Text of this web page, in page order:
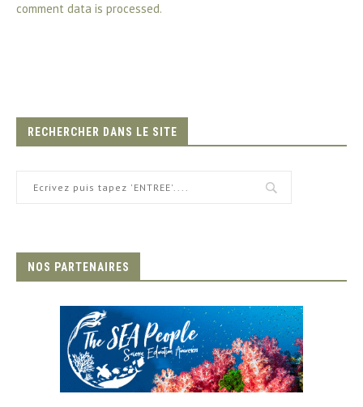
comment data is processed.
RECHERCHER DANS LE SITE
NOS PARTENAIRES